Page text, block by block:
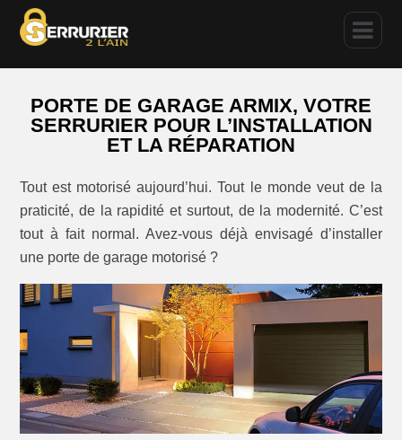
PORTE DE GARAGE ARMIX, VOTRE
SERRURIER POUR L’INSTALLATION
ET LA RÉPARATION
Tout est motorisé aujourd’hui. Tout le monde veut de la
praticité, de la rapidité et surtout, de la modernité. C’est
tout à fait normal. Avez-vous déjà envisagé d’installer
une porte de garage motorisé ?